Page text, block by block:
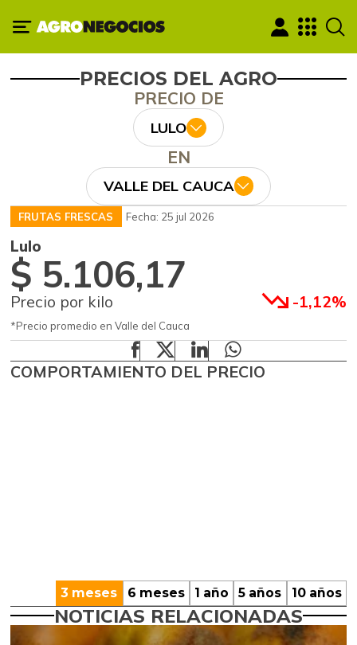
PRECIOS DEL AGRO
PRECIO DE
LULO
EN
VALLE DEL CAUCA
FRUTAS FRESCAS Fecha: 25 jul 2026
Lulo
$ 5.106,17
Precio por kilo -1,12%
*Precio promedio en Valle del Cauca
COMPORTAMIENTO DEL PRECIO
3 meses 6 meses 1 año 5 años 10 años
NOTICIAS RELACIONADAS